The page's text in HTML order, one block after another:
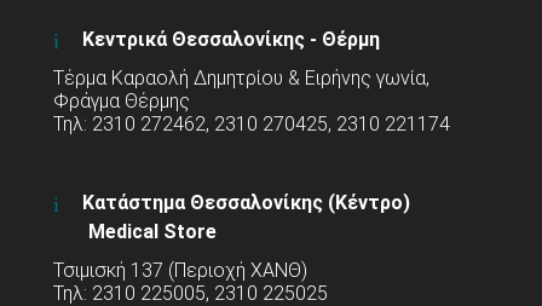
Κεντρικά Θεσσαλονίκης - Θέρμη
Τέρμα Καραολή Δημητρίου & Ειρήνης γωνία,
Φράγμα Θέρμης
Τηλ: 2310 272462, 2310 270425, 2310 221174
Κατάστημα Θεσσαλονίκης (Κέντρο)
Medical Store
Τσιμισκή 137 (Περιοχή ΧΑΝΘ)
Τηλ: 2310 225005, 2310 225025